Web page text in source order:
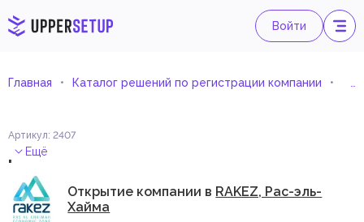
Войти
Главная Каталог решений по регистрации компании
Артикул: 2407
. Ещё
Открытие компании в RAKEZ, Рас-эль-
Хайма